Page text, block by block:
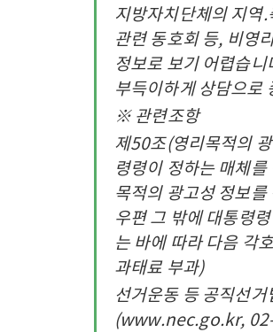
지방자치단체의 지역
관련 동호회 등, 비영
정보로 보기 어렵습
부득이하게 상담으로
※ 관련조항
제50조(영리목적의
령령이 정하는 매체
목적의 광고성 정보
우편 그 밖에 대통령
는 바에 따라 다음 각
과태료 부과)
선거운동 등 공직선
(www.nec.go.kr,